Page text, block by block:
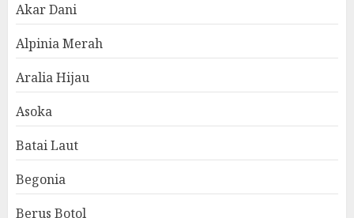
Akar Dani
Alpinia Merah
Aralia Hijau
Asoka
Batai Laut
Begonia
Berus Botol